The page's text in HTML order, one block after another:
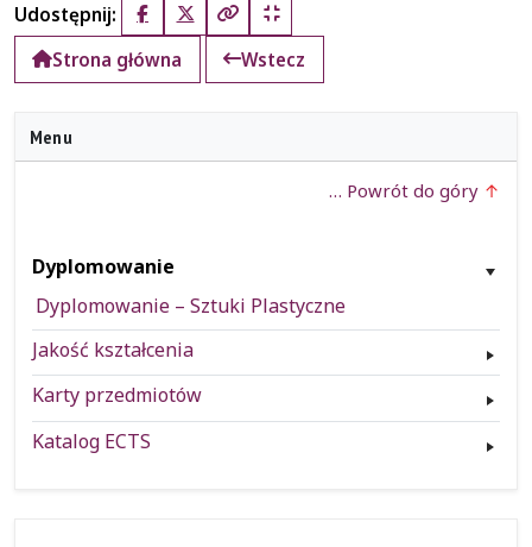
Udostępnij: FacebookX (Twitter)
Kopiuj pełny link
Kopiuj krótki link
Strona główna
Wstecz
Menu
… Powrót do góry
Dyplomowanie
Dyplomowanie – Sztuki Plastyczne
Jakość kształcenia
Karty przedmiotów
Katalog ECTS